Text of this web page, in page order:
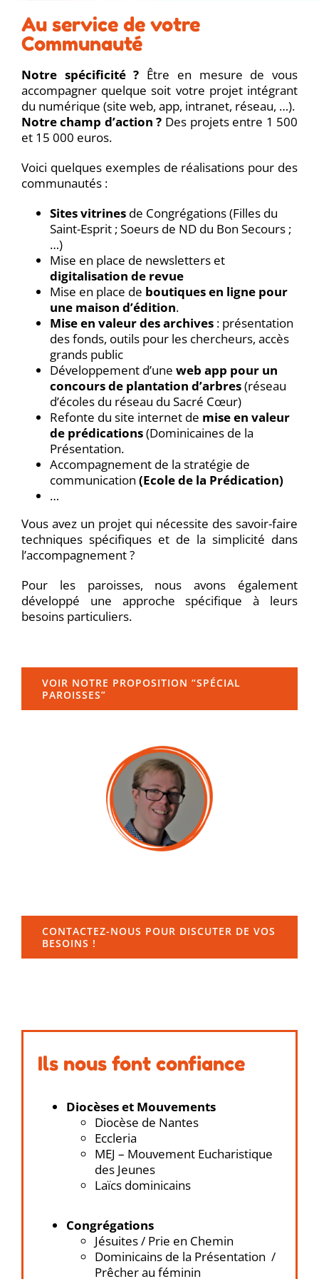
Au service de votre
Communauté
Notre spécificité ? Être en mesure de vous
accompagner quelque soit votre projet intégrant
du numérique (site web, app, intranet, réseau, …).
Notre champ d’action ? Des projets entre 1 500
et 15 000 euros.
Voici quelques exemples de réalisations pour des
communautés :
Sites vitrines de Congrégations (Filles du
Saint-Esprit ; Soeurs de ND du Bon Secours ;
…)
Mise en place de newsletters et
digitalisation de revue
Mise en place de boutiques en ligne pour
une maison d’édition.
Mise en valeur des archives: présentation
des fonds, outils pour les chercheurs, accès
grands public
Développement d’une web app pour un
concours de plantation d’arbres(réseau
d’écoles du réseau du Sacré Cœur)
Refonte du site internet de mise en valeur
de prédications(Dominicaines de la
Présentation.
Accompagnement de la stratégie de
communication (Ecole de la Prédication)
…
Vous avez un projet qui nécessite des savoir-faire
techniques spécifiques et de la simplicité dans
l’accompagnement ?
Pour les paroisses, nous avons également
développé une approche spécifique à leurs
besoins particuliers.
VOIR NOTRE PROPOSITION “SPÉCIAL
PAROISSES”
CONTACTEZ-NOUS POUR DISCUTER DE VOS
BESOINS !
Ils nous font confiance
Diocèses et Mouvements
Diocèse de Nantes
Eccleria
MEJ – Mouvement Eucharistique
des Jeunes
Laïcs dominicains
Congrégations
Jésuites / Prie en Chemin
Dominicains de la Présentation /
Prêcher au féminin